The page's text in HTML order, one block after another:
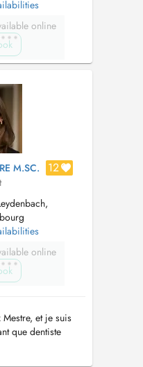
online
M.SC. 12
online
et je suis
que dentiste
et esthétique,
Ma pratique